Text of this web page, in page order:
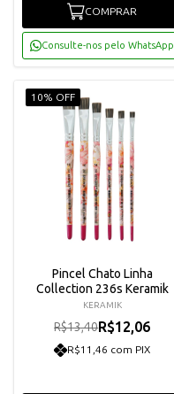
COMPRAR
Consulte-nos pelo WhatsApp
10% OFF
Pincel Chato Linha
Collection 236s Keramik
KERAMIK
R$13,40R$12,06
R$11,46 com PIX